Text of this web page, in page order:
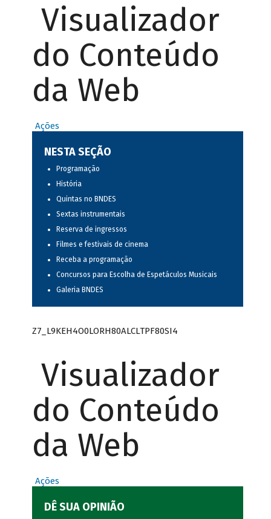
Visualizador
do Conteúdo
da Web
Ações
NESTA SEÇÃO
Programação
História
Quintas no BNDES
Sextas instrumentais
Reserva de ingressos
Filmes e festivais de cinema
Receba a programação
Concursos para Escolha de Espetáculos Musicais
Galeria BNDES
Z7_L9KEH4O0LORH80ALCLTPF80SI4
Visualizador
do Conteúdo
da Web
Ações
DÊ SUA OPINIÃO